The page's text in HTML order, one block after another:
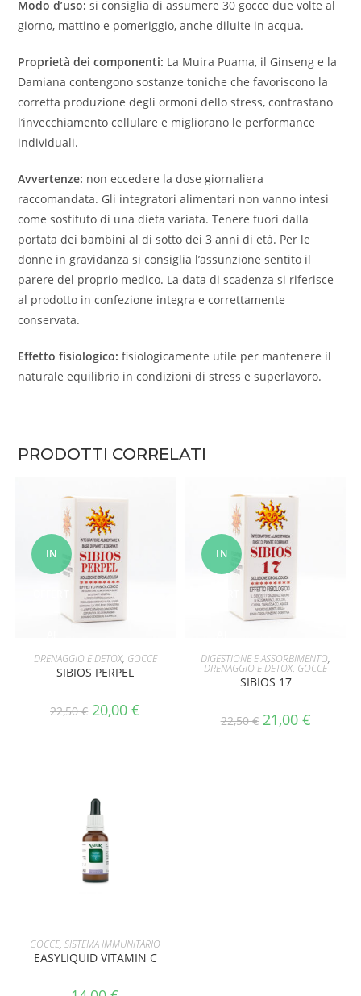
Modo d’uso: si consiglia di assumere 30 gocce due volte al
giorno, mattino e pomeriggio, anche diluite in acqua.
Proprietà dei componenti: La Muira Puama, il Ginseng e la
Damiana contengono sostanze toniche che favoriscono la
corretta produzione degli ormoni dello stress, contrastano
l’invecchiamento cellulare e migliorano le performance
individuali.
Avvertenze: non eccedere la dose giornaliera
raccomandata. Gli integratori alimentari non vanno intesi
come sostituto di una dieta variata. Tenere fuori dalla
portata dei bambini al di sotto dei 3 anni di età. Per le
donne in gravidanza si consiglia l’assunzione sentito il
parere del proprio medico. La data di scadenza si riferisce
al prodotto in confezione integra e correttamente
conservata.
Effetto fisiologico: fisiologicamente utile per mantenere il
naturale equilibrio in condizioni di stress e superlavoro.
PRODOTTI CORRELATI
IN
AGGIUNGI AL CARRELLO
DRENAGGIO E DETOX, GOCCE
SIBIOS PERPEL
22,50€ 20,00€
IN
AGGIUNGI AL CARRELLO
DIGESTIONE E ASSORBIMENTO,
DRENAGGIO E DETOX, GOCCE
SIBIOS 17
22,50€ 21,00 €
AGGIUNGI AL CARRELLO
GOCCE,SISTEMA IMMUNITARIO
EASYLIQUID VITAMIN C